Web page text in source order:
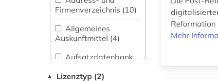
Medizin (13)
Musikwissenschaft
(47)
Pädagogik (6)
Philosophie (9)
adressen (1)
afrika (2)
afroamerikaner (1)
musik (1)
Firmenverzeichnis (10)
Allgemeines
Auskunftmittel (4)
Aufsatzdatenbank
▲ Lizenztyp (2)
Reformation
Mehr